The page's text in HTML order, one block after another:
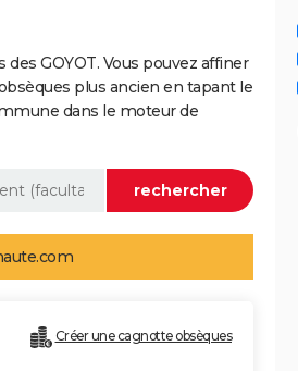
GOYOT. Vous pouvez affiner
plus ancien en tapant le
dans le moteur de
Créer une cagnotte obsèques